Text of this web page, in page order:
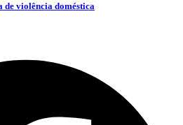
de violência doméstica